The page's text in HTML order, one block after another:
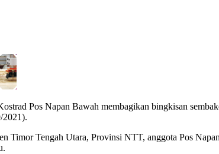
Pos Napan Bawah membagikan bingkisan
2021).
Timor Tengah Utara, Provinsi NTT, anggota Pos